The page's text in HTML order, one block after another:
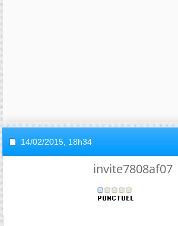
14/02/2015, 18h34
invite7808af07